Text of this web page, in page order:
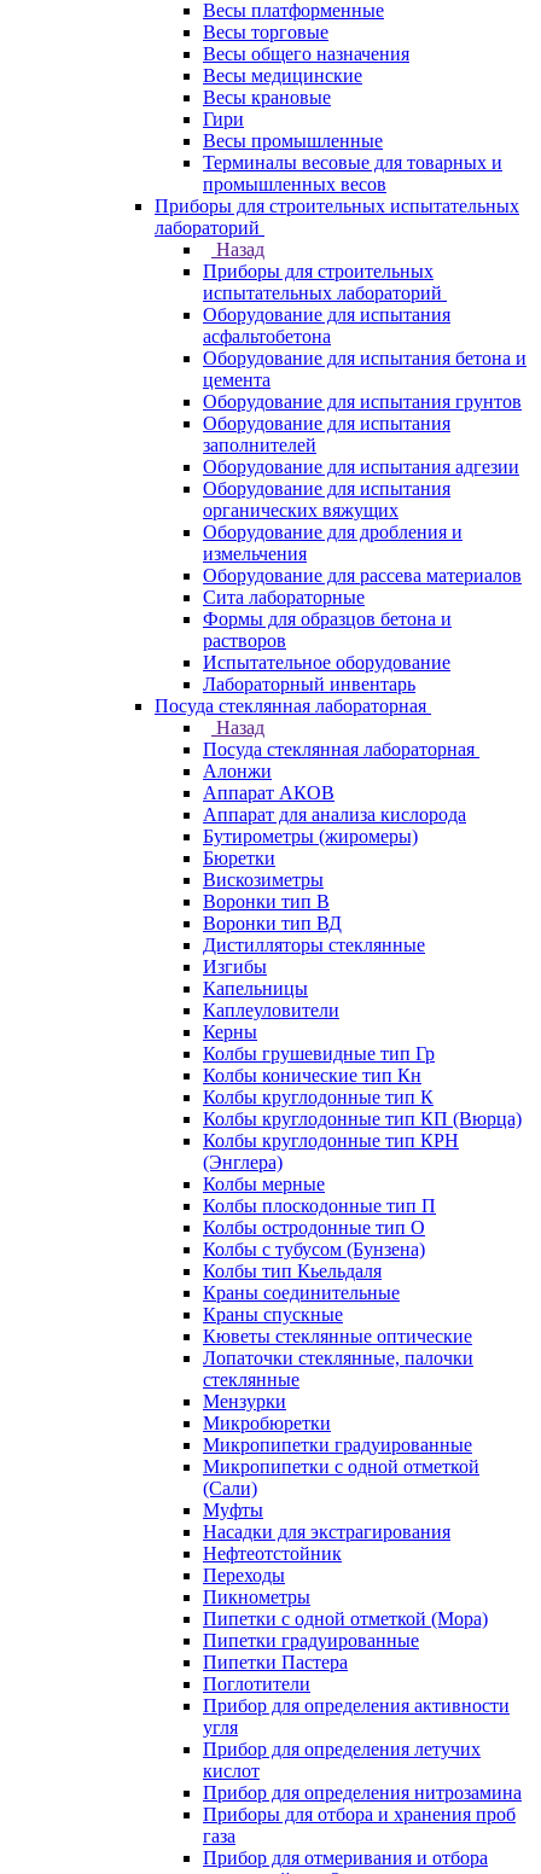
Весы платформенные
Весы торговые
Весы общего назначения
Весы медицинские
Весы крановые
Гири
Весы промышленные
Терминалы весовые для товарных и
промышленных весов
Приборы для строительных испытательных
лабораторий
Назад
Приборы для строительных
испытательных лабораторий
Оборудование для испытания
асфальтобетона
Оборудование для испытания бетона и
цемента
Оборудование для испытания грунтов
Оборудование для испытания
заполнителей
Оборудование для испытания адгезии
Оборудование для испытания
органических вяжущих
Оборудование для дробления и
измельчения
Оборудование для рассева материалов
Сита лабораторные
Формы для образцов бетона и
растворов
Испытательное оборудование
Лабораторный инвентарь
Посуда стеклянная лабораторная
Назад
Посуда стеклянная лабораторная
Алонжи
Аппарат АКОВ
Аппарат для анализа кислорода
Бутирометры (жиромеры)
Бюретки
Вискозиметры
Воронки тип В
Воронки тип ВД
Дистилляторы стеклянные
Изгибы
Капельницы
Каплеуловители
Керны
Колбы грушевидные тип Гр
Колбы конические тип Кн
Колбы круглодонные тип К
Колбы круглодонные тип КП (Вюрца)
Колбы круглодонные тип КРН
(Энглера)
Колбы мерные
Колбы плоскодонные тип П
Колбы остродонные тип О
Колбы с тубусом (Бунзена)
Колбы тип Кьельдаля
Краны соединительные
Краны спускные
Кюветы стеклянные оптические
Лопаточки стеклянные, палочки
стеклянные
Мензурки
Микробюретки
Микропипетки градуированные
Микропипетки с одной отметкой
(Сали)
Муфты
Насадки для экстрагирования
Нефтеотстойник
Переходы
Пикнометры
Пипетки с одной отметкой (Мора)
Пипетки градуированные
Пипетки Пастера
Поглотители
Прибор для определения активности
угля
Прибор для определения летучих
кислот
Прибор для определения нитрозамина
Приборы для отбора и хранения проб
газа
Прибор для отмеривания и отбора